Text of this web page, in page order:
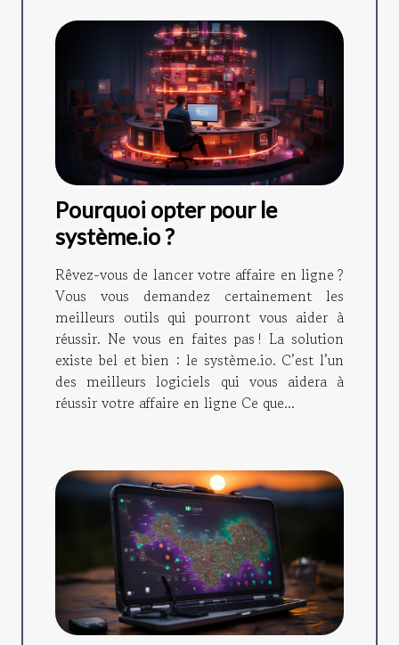
Pourquoi opter pour le
système.io ?
Rêvez-vous de lancer votre affaire en ligne ?
Vous vous demandez certainement les
meilleurs outils qui pourront vous aider à
réussir. Ne vous en faites pas ! La solution
existe bel et bien : le système.io. C’est l’un
des meilleurs logiciels qui vous aidera à
réussir votre affaire en ligne Ce que...